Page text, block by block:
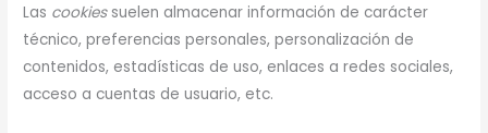
Las cookiessuelen almacenar información de carácter
técnico, preferencias personales, personalización de
contenidos, estadísticas de uso, enlaces a redes sociales,
acceso a cuentas de usuario, etc.